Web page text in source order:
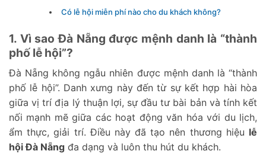
Có lễ hội miễn phí nào cho du khách không?
1. Vì sao Đà Nẵng được mệnh danh là “thành
phố lễ hội”?
Đà Nẵng không ngẫu nhiên được mệnh danh là “thành
phố lễ hội”. Danh xưng này đến từ sự kết hợp hài hòa
giữa vị trí địa lý thuận lợi, sự đầu tư bài bản và tính kết
nối mạnh mẽ giữa các hoạt động văn hóa với du lịch,
ẩm thực, giải trí. Điều này đã tạo nên thương hiệu lễ
hội Đà Nẵng đa dạng và luôn thu hút du khách.